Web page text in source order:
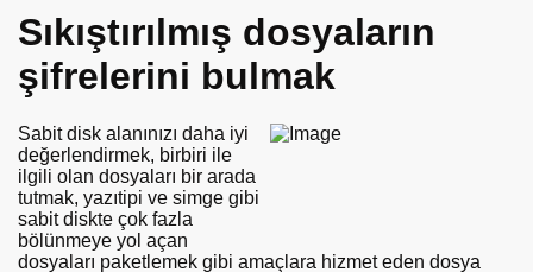
Sıkıştırılmış dosyaların
şifrelerini bulmak
Sabit disk alanınızı daha iyi
değerlendirmek, birbiri ile
ilgili olan dosyaları bir arada
tutmak, yazıtipi ve simge gibi
sabit diskte çok fazla
bölünmeye yol açan
dosyaları paketlemek gibi amaçlara hizmet eden dosya